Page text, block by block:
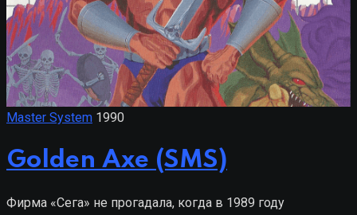
Master System 1990
Golden Axe (SMS)
Фирма «Сега» не прогадала, когда в 1989 году